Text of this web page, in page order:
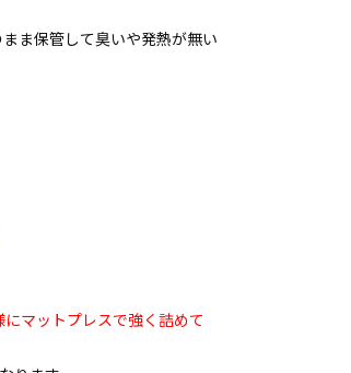
ま保管して臭いや発熱が無い
マットプレスで強く詰めて